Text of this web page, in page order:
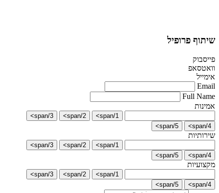
שיתוף פרופיל
פייסבוק
וואטסאפ
אימייל
Email
Full Name
אמינות
1/span>
2/span>
3/span>
4/span>
5/span>
שירותיות
1/span>
2/span>
3/span>
4/span>
5/span>
מקצועיות
1/span>
2/span>
3/span>
4/span>
5/span>